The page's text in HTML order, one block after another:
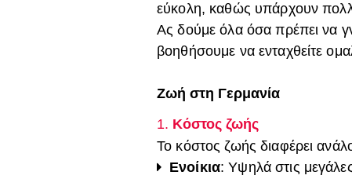
εύκολη, καθώς υπάρχουν
Ας δούμε όλα όσα πρέπει να
βοηθήσουμε να ενταχθείτε
Ζωή στη Γερμανία
1. Κόστος ζωής
Το κόστος ζωής διαφέρει
Ενοίκια: Υψηλά στις